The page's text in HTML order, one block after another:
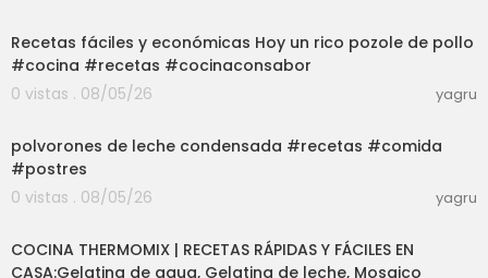
Recetas fáciles y económicas Hoy un rico pozole de pollo
#cocina #recetas #cocinaconsabor
0 vistas . 08/05/26
yagru
polvorones de leche condensada #recetas #comida
#postres
0 vistas . 08/05/26
yagru
COCINA THERMOMIX | RECETAS RÁPIDAS Y FÁCILES EN
CASA:Gelatina de agua, Gelatina de leche, Mosaico